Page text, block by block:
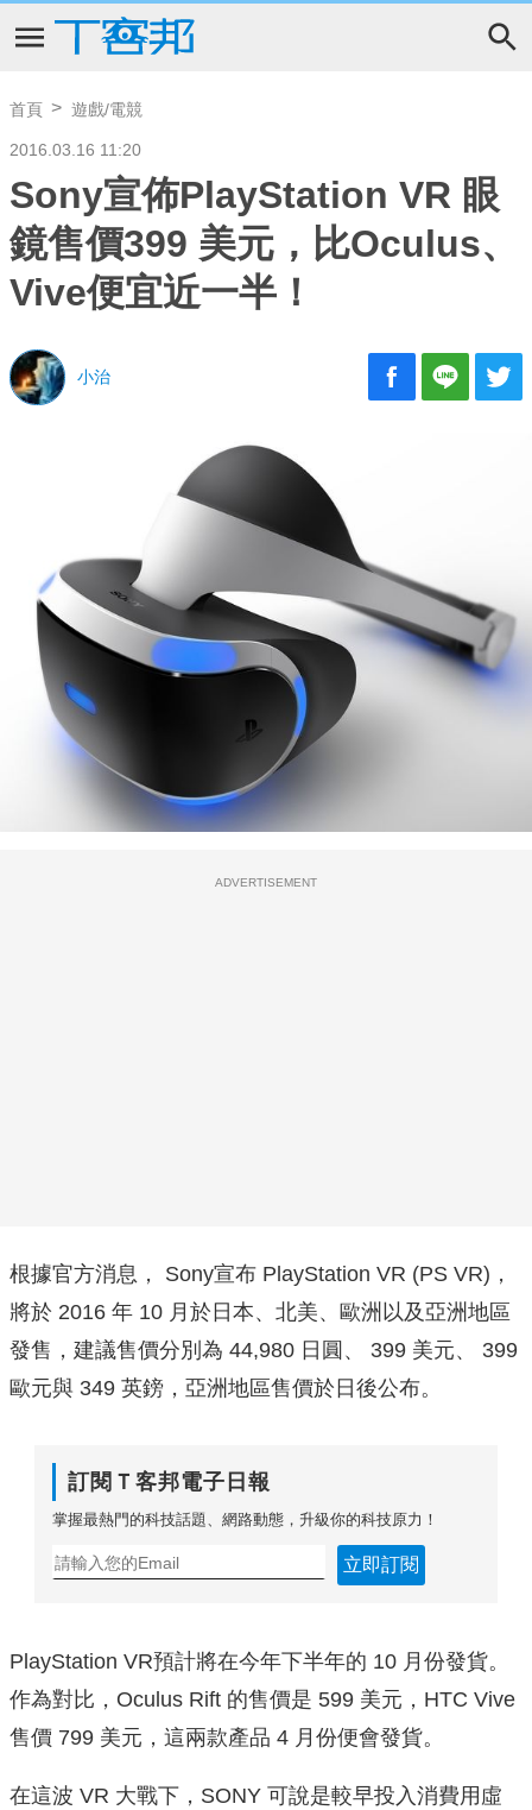
首頁 遊戲/電競
2016.03.16 11:20
Sony宣佈PlayStation VR 眼
鏡售價399 美元，比Oculus、
Vive便宜近一半！
小治
ADVERTISEMENT
根據官方消息， Sony宣布 PlayStation VR (PS VR)，
將於 2016 年 10 月於日本、北美、歐洲以及亞洲地區
發售，建議售價分別為 44,980 日圓、 399 美元、 399
歐元與 349 英鎊，亞洲地區售價於日後公布。
訂閱Ｔ客邦電子日報
掌握最熱門的科技話題、網路動態，升級你的科技原力！
立即訂閱
PlayStation VR預計將在今年下半年的 10 月份發貨。
作為對比，Oculus Rift 的售價是 599 美元，HTC Vive
售價 799 美元，這兩款產品 4 月份便會發貨。
在這波 VR 大戰下，SONY 可說是較早投入消費用虛